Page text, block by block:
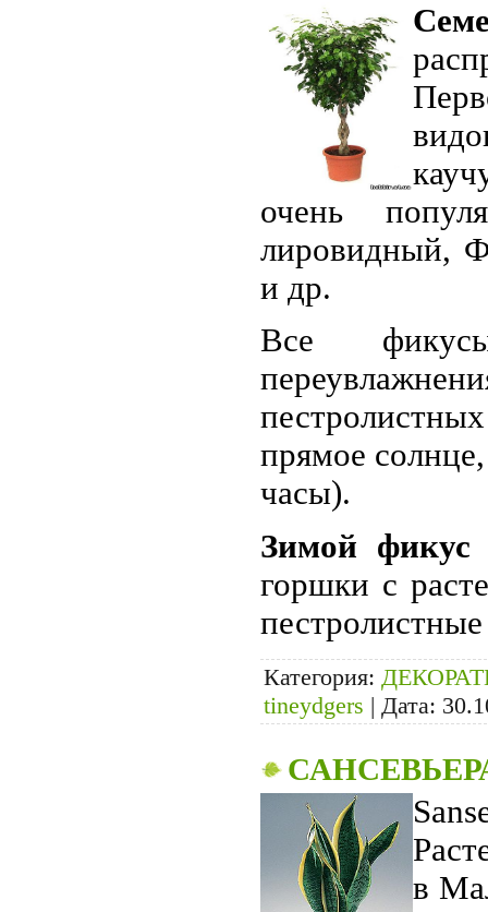
очень
лировидный,
и др.
Все
прямое
часы).
Зимой фикус
горшки с
Категория:
tineydgers | Дата:
в